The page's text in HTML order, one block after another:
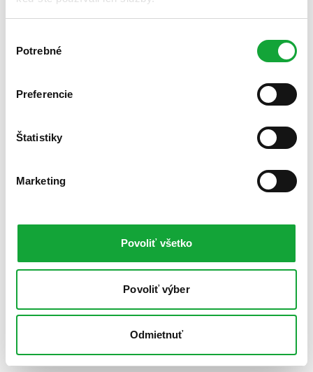
súhlasu
Potrebné
Preferencie
Štatistiky
Marketing
Povoliť všetko
Povoliť výber
Odmietnuť